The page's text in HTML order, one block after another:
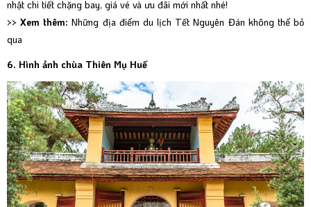
nhật chi tiết chặng bay, giá vé và ưu đãi mới nhất nhé!
>> Xem thêm:Những địa điểm du lịch Tết Nguyên Đán không thể bỏ
qua
6. Hình ảnh chùa Thiên Mụ Huế